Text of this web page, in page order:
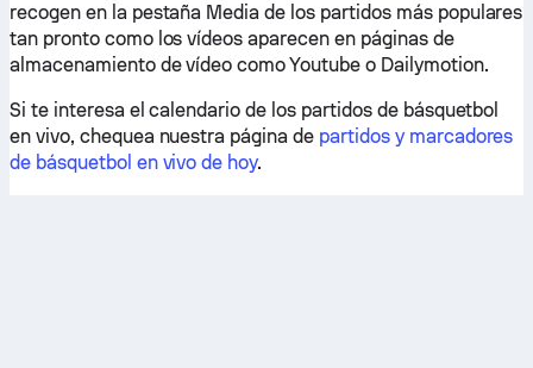
recogen en la pestaña Media de los partidos más populares
tan pronto como los vídeos aparecen en páginas de
almacenamiento de vídeo como Youtube o Dailymotion.
Si te interesa el calendario de los partidos de básquetbol
en vivo, chequea nuestra página de partidos y marcadores
de básquetbol en vivo de hoy.